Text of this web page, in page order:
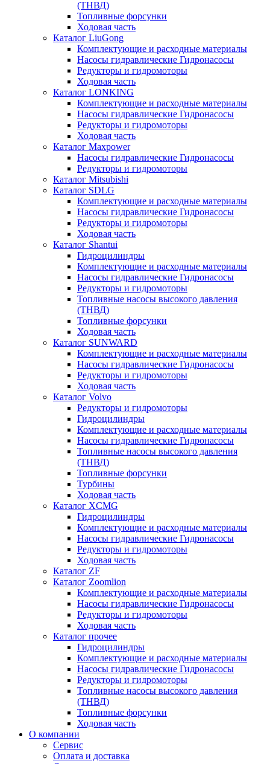
(ТНВД)
Топливные форсунки
Ходовая часть
Каталог LiuGong
Комплектующие и расходные материалы
Насосы гидравлические Гидронасосы
Редукторы и гидромоторы
Ходовая часть
Каталог LONKING
Комплектующие и расходные материалы
Насосы гидравлические Гидронасосы
Редукторы и гидромоторы
Ходовая часть
Каталог Maxpower
Насосы гидравлические Гидронасосы
Редукторы и гидромоторы
Каталог Mitsubishi
Каталог SDLG
Комплектующие и расходные материалы
Насосы гидравлические Гидронасосы
Редукторы и гидромоторы
Ходовая часть
Каталог Shantui
Гидроцилиндры
Комплектующие и расходные материалы
Насосы гидравлические Гидронасосы
Редукторы и гидромоторы
Топливные насосы высокого давления
(ТНВД)
Топливные форсунки
Ходовая часть
Каталог SUNWARD
Комплектующие и расходные материалы
Насосы гидравлические Гидронасосы
Редукторы и гидромоторы
Ходовая часть
Каталог Volvo
Редукторы и гидромоторы
Гидроцилиндры
Комплектующие и расходные материалы
Насосы гидравлические Гидронасосы
Топливные насосы высокого давления
(ТНВД)
Топливные форсунки
Турбины
Ходовая часть
Каталог XCMG
Гидроцилиндры
Комплектующие и расходные материалы
Насосы гидравлические Гидронасосы
Редукторы и гидромоторы
Ходовая часть
Каталог ZF
Каталог Zoomlion
Комплектующие и расходные материалы
Насосы гидравлические Гидронасосы
Редукторы и гидромоторы
Ходовая часть
Каталог прочее
Гидроцилиндры
Комплектующие и расходные материалы
Насосы гидравлические Гидронасосы
Редукторы и гидромоторы
Топливные насосы высокого давления
(ТНВД)
Топливные форсунки
Ходовая часть
О компании
Сервис
Оплата и доставка